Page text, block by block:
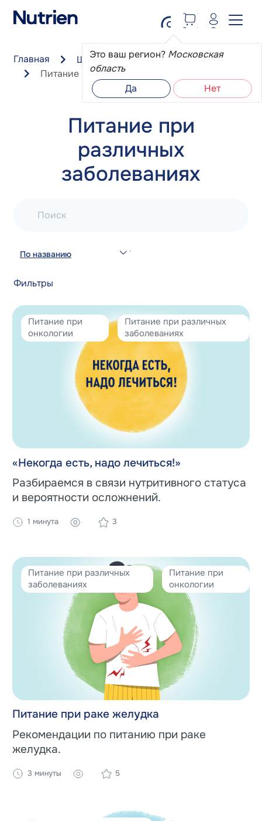
Это ваш регион? Московская
область
Да
Нет
Главная
Школа пациента
Питание при различных заболеваниях
Питание при
различных
заболеваниях
Поиск
По названию
Фильтры
Питание при
онкологии
Питание при различных
заболеваниях
«Некогда есть, надо лечиться!»
Разбираемся в связи нутритивного статуса
и вероятности осложнений.
1 минута 3
Питание при различных
заболеваниях
Питание при
онкологии
Питание при раке желудка
Рекомендации по питанию при раке
желудка.
3 минуты 5